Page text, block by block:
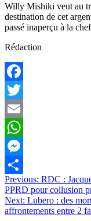
Willy Mishiki veut au
destination de cet
passé inaperçu à la
Rédaction
Facebook
Twitter
Email
WhatsApp
Messenger
Partager
Navigation
de
l’article
Previous: RDC :
PPRD pour collusion
Next: Lubero : des
affrontements entre 2